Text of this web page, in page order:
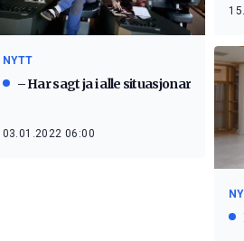
NYTT
– Har sagt ja i alle situasjonar
03.01.2022 06:00